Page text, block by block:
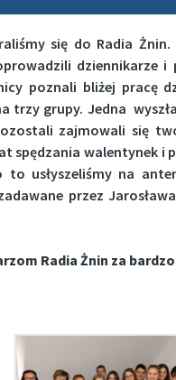
się do Radia Żnin.
dziennikarze
poznali bliżej pracę
trzy grupy. Jedna
zajmowali się
spędzania walentynek
usłyszeliśmy na
przez
Radia Żnin za